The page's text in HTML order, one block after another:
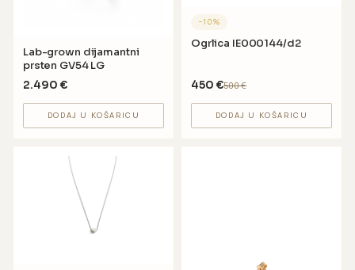
Lab-grown dijamantni
prsten GV54 LG
2.490 €
DODAJ U KOŠARICU
−10%
Ogrlica IE000144/d2
450 €500€
DODAJ U KOŠARICU